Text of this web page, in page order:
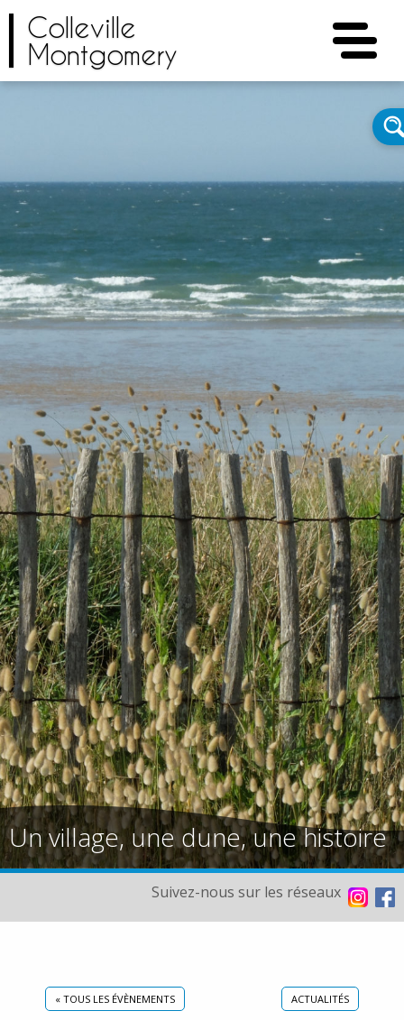
Colleville
Montgomery
Un village, une dune, une histoire
Suivez-nous sur les réseaux
« TOUS LES ÉVÈNEMENTS ACTUALITÉS